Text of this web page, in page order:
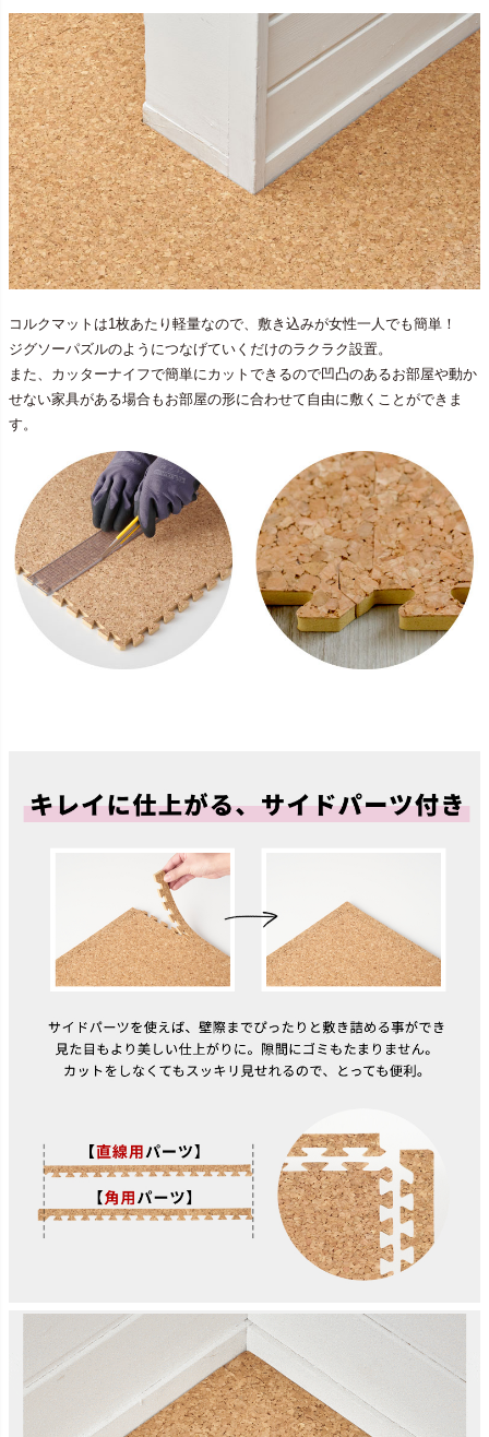
コルクマットは1枚あたり軽量なので、敷き込みが女性一人でも簡単！
ジグソーパズルのようにつなげていくだけのラクラク設置。
また、カッターナイフで簡単にカットできるので凹凸のあるお部屋や動か
せない家具がある場合もお部屋の形に合わせて自由に敷くことができま
す。